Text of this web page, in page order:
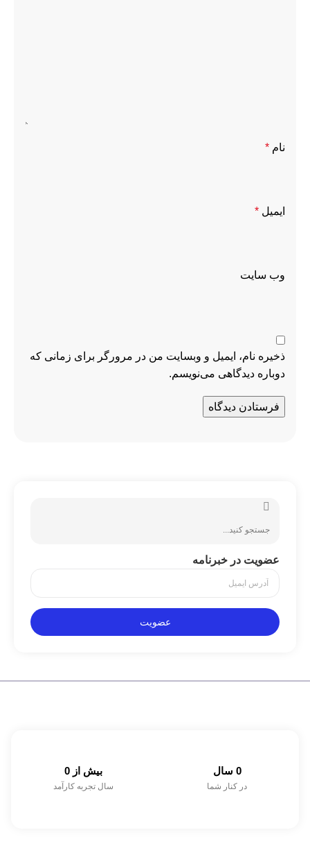
نام *
ایمیل *
وب‌ سایت
ذخیره نام، ایمیل و وبسایت من در مرورگر برای زمانی که
دوباره دیدگاهی می‌نویسم.
عضویت در خبرنامه
عضویت
در کنار شما
0
سال تجربه کارآمد
بیش از 0